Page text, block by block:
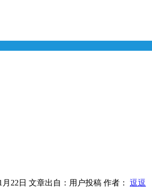
月22日 文章出自：用户投稿 作者： 逗逗